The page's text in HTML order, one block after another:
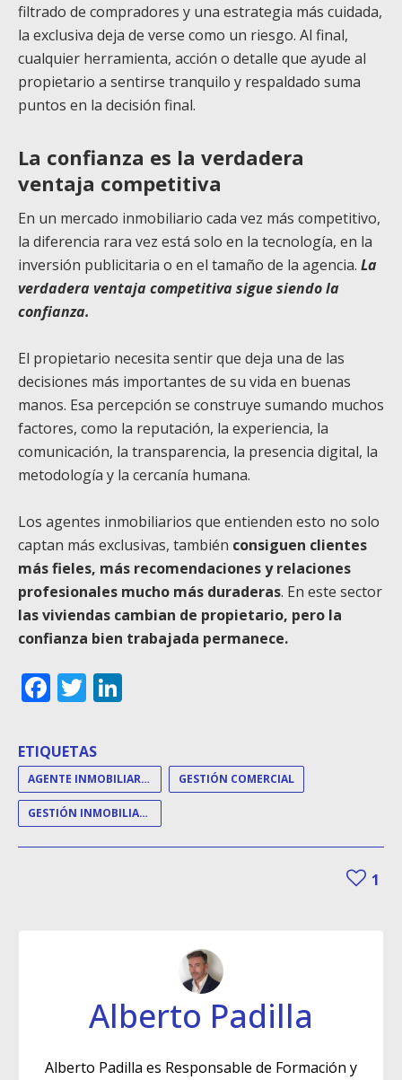
filtrado de compradores y una estrategia más cuidada,
la exclusiva deja de verse como un riesgo. Al final,
cualquier herramienta, acción o detalle que ayude al
propietario a sentirse tranquilo y respaldado suma
puntos en la decisión final.
La confianza es la verdadera
ventaja competitiva
En un mercado inmobiliario cada vez más competitivo,
la diferencia rara vez está solo en la tecnología, en la
inversión publicitaria o en el tamaño de la agencia. La
verdadera ventaja competitiva sigue siendo la
confianza.
El propietario necesita sentir que deja una de las
decisiones más importantes de su vida en buenas
manos. Esa percepción se construye sumando muchos
factores, como la reputación, la experiencia, la
comunicación, la transparencia, la presencia digital, la
metodología y la cercanía humana.
Los agentes inmobiliarios que entienden esto no solo
captan más exclusivas, también consiguen clientes
más fieles, más recomendaciones y relaciones
profesionales mucho más duraderas. En este sector
las viviendas cambian de propietario, pero la
confianza bien trabajada permanece.
Facebook
Twitter
ETIQUETAS
AGENTE INMOBILIARIO GESTIÓN COMERCIAL
GESTIÓN INMOBILIARIA
1
Alberto Padilla
Alberto Padilla es Responsable de Formación y